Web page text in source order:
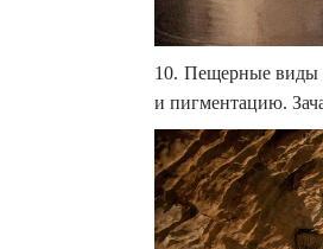
10. Пещерные виды
и пигментацию.